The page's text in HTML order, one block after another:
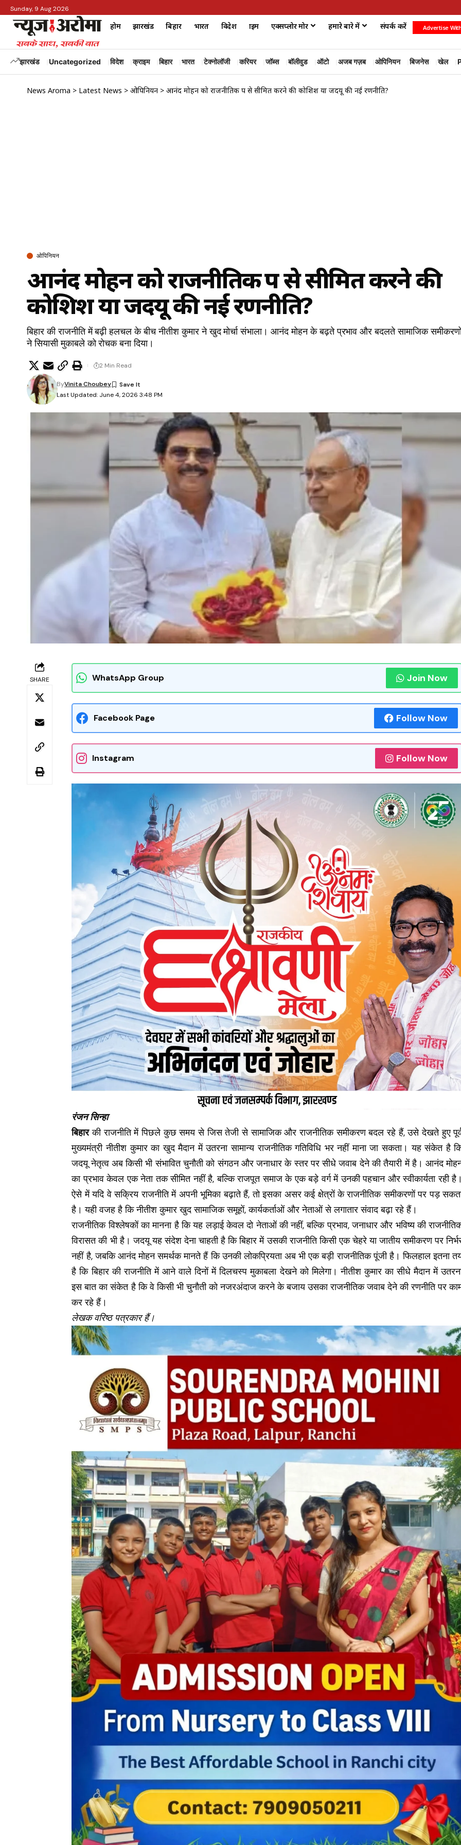
Sunday, 9 Aug 2026
होम झारखंड बिहार भारत विदेश क्राइम एक्सप्लोर मोर हमारे बारे में संपर्क करें Advertise
झारखंड Uncategorized विदेश क्राइम बिहार भारत टेक्नोलॉजी करियर जॉब्स बॉलीवुड ऑटो अजब गज़ब ओपिनियन बिजनेस खेल
News Aroma > Latest News > ओपिनियन > आनंद मोहन को राजनीतिक रूप से सीमित करने की कोशिश या जदयू की नई रणनीति?
ओपिनियन
आनंद मोहन को राजनीतिक रूप से सीमित करने की
कोशिश या जदयू की नई रणनीति?
बिहार की राजनीति में बढ़ी हलचल के बीच नीतीश कुमार ने खुद मोर्चा संभाला। आनंद मोहन के बढ़ते प्रभाव और बदलते सामाजिक
ने सियासी मुकाबले को रोचक बना दिया।
Last Updated: June 4, 2026 3:48 PM
ByVinita Choubey
2 Min Read
SHARE WhatsApp Group Join Now
Facebook Page Follow Now
Instagram Follow Now
रंजन सिन्हा
बिहारकी राजनीति में पिछले कुछ समय से जिस तेजी से सामाजिक और राजनीतिक समीकरण बदल रहे हैं, उसे देखते हुए
मुख्यमंत्री नीतीश कुमार का खुद मैदान में उतरना सामान्य राजनीतिक गतिविधि भर नहीं माना जा सकता। यह संकेत है
जदयू नेतृत्व अब किसी भी संभावित चुनौती को संगठन और जनाधार के स्तर पर सीधे जवाब देने की तैयारी में है। आनंद
का प्रभाव केवल एक नेता तक सीमित नहीं है, बल्कि राजपूत समाज के एक बड़े वर्ग में उनकी पहचान और स्वीकार्यता रही
ऐसे में यदि वे सक्रिय राजनीति में अपनी भूमिका बढ़ाते हैं, तो इसका असर कई क्षेत्रों के राजनीतिक समीकरणों पर पड़
है। यही वजह है कि नीतीश कुमार खुद सामाजिक समूहों, कार्यकर्ताओं और नेताओं से लगातार संवाद बढ़ा रहे हैं।
राजनीतिक विश्लेषकों का मानना है कि यह लड़ाई केवल दो नेताओं की नहीं, बल्कि प्रभाव, जनाधार और भविष्य की
विरासत की भी है। जदयू यह संदेश देना चाहती है कि बिहार में उसकी राजनीति किसी एक चेहरे या जातीय समीकरण पर
नहीं है, जबकि आनंद मोहन समर्थक मानते हैं कि उनकी लोकप्रियता अब भी एक बड़ी राजनीतिक पूंजी है। फिलहाल इतना
है कि बिहार की राजनीति में आने वाले दिनों में दिलचस्प मुकाबला देखने को मिलेगा। नीतीश कुमार का सीधे मैदान में
इस बात का संकेत है कि वे किसी भी चुनौती को नजरअंदाज करने के बजाय उसका राजनीतिक जवाब देने की रणनीति पर
कर रहे हैं।
लेखक वरिष्ठ पत्रकार हैं।